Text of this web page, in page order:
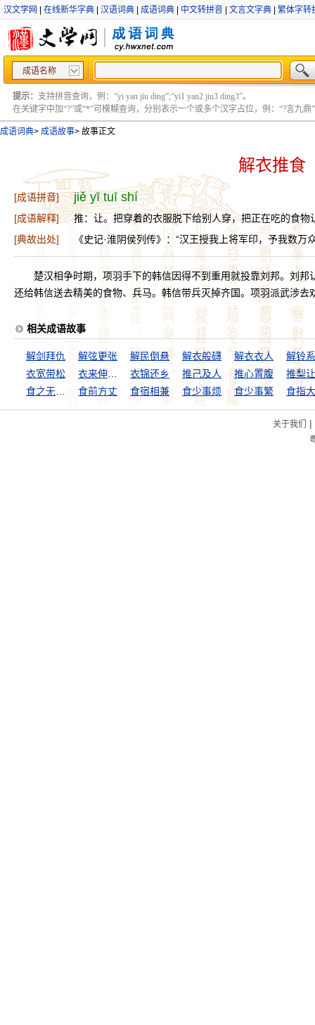
汉文学网 在线新华字典 汉语词典 成语词典 中文转拼音 文言文字典 繁体字转
成语名称
提示： 支持拼音查询，例：“yi yan jiu ding”;“yi1 yan2 jiu3 ding3”。
在关键字中加“?”或“*”可模糊查询，分别表示一个或多个汉字占位，例：“?言九鼎”
成语词典> 成语故事> 故事正文
解衣推食
[成语拼音] jiě yī tuī shí
[成语解释]
推：让。把穿着的衣服脱下给别人穿，把正在吃的食
[典故出处]
《史记·淮阴侯列传》：“汉王授我上将军印，予我数万
楚汉相争时期，项羽手下的韩信因得不到重用就投靠刘邦。刘
还给韩信送去精美的食物、兵马。韩信带兵灭掉齐国。项羽派武涉去
相关成语故事
解剑拜仇 解弦更张 解民倒悬 解衣般礴 解衣衣人
解铃
衣宽带松
衣锦还乡 推己及人 推心置腹
推梨
食前方丈 食宿相兼 食少事烦 食少事繁 食指
关于我们 |